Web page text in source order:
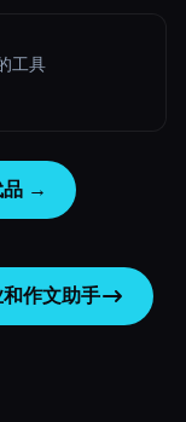
工具
品 →
作文助手